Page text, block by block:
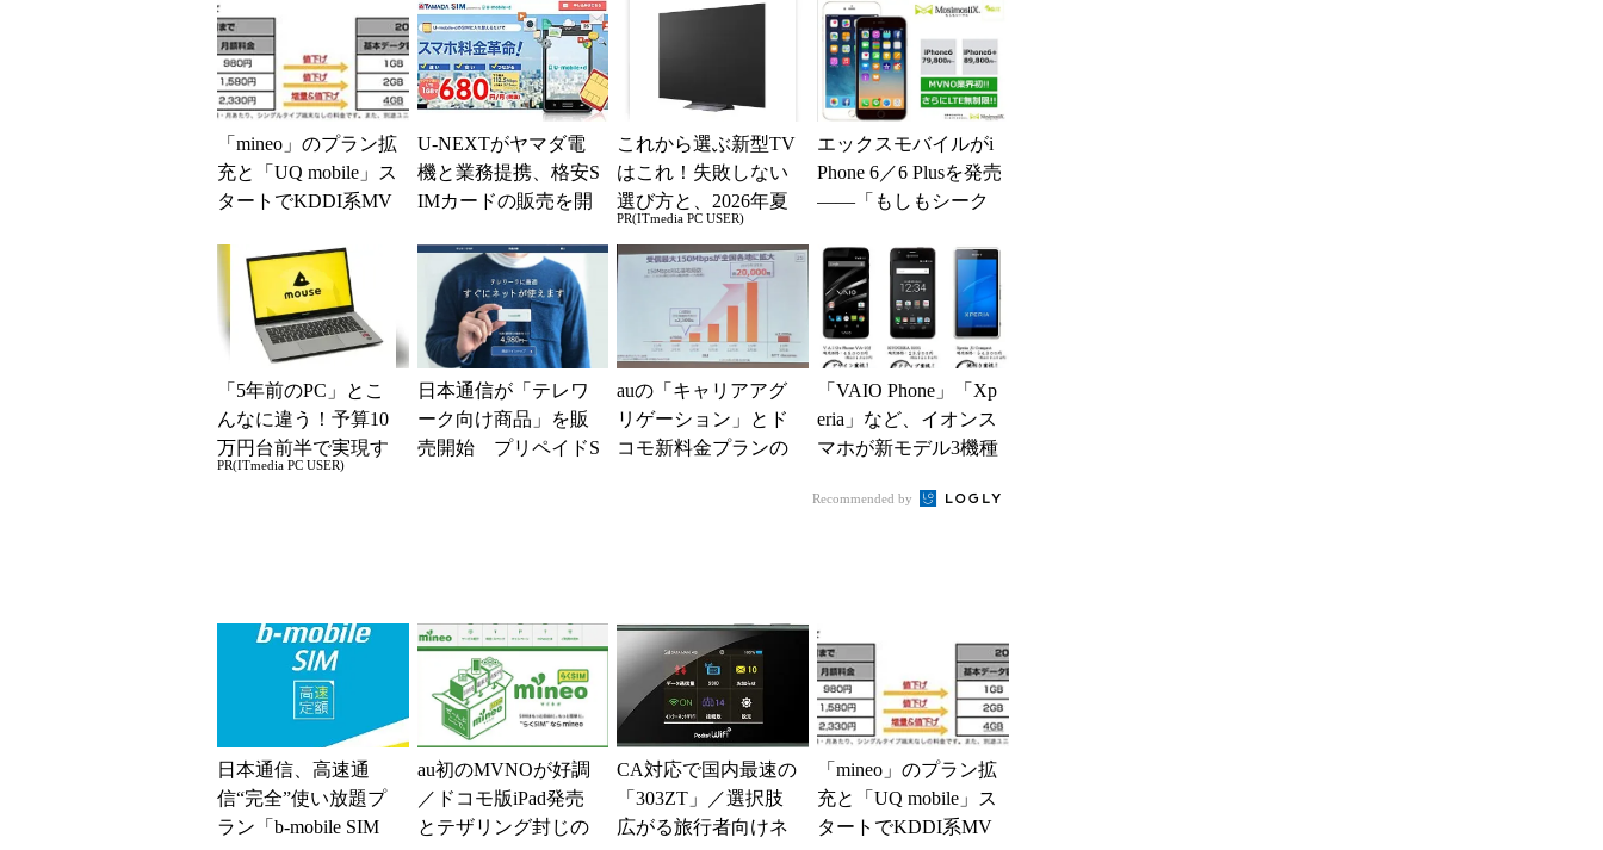
+スマホは速...
凄すぎる
ー「iPhone 6...
「mineo」のプラン拡
充と「UQ mobile」ス
タートでKDDI系MV
直近3...
U-NEXTがヤマダ電
機と業務提携、格安S
IMカードの販売を開
これから選ぶ新型TV
はこれ！失敗しない
選び方と、2026年夏
の一押しモデル
PR(ITmedia PC USER)
エックスモバイルがi
Phone 6／6 Plusを発売
――「もしもシーク
で
「5年前のPC」とこ
んなに違う！予算10
万円台前半で実現す
る快適PCライフ
PR(ITmedia PC USER)
日本通信が「テレワ
ーク向け商品」を販
売開始 プリペイドS
auの「キャリアアグ
リゲーション」とド
コモ新料金プランの
「VAIO Phone」「Xp
eria」など、イオンス
マホが新モデル3機種
Recommended by
日本通信、高速通
信“完全”使い放題プ
ラン「b-mobile SIM
au初のMVNOが好調
／ドコモ版iPad発売
とテザリング封じの
CA対応で国内最速の
「303ZT」／選択肢
広がる旅行者向けネ
「mineo」のプラン拡
充と「UQ mobile」ス
タートでKDDI系MV